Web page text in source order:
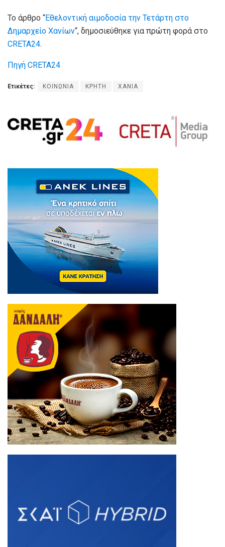
Το άρθρο “Εθελοντική αιμοδοσία την Τετάρτη στο
Δημαρχείο Χανίων“, δημοσιεύθηκε για πρώτη φορά στο
CRETA24.
Πηγή CRETA24
Ετικέτες: ΚΟΙΝΩΝΙΑ ΚΡΗΤΗ ΧΑΝΙΑ